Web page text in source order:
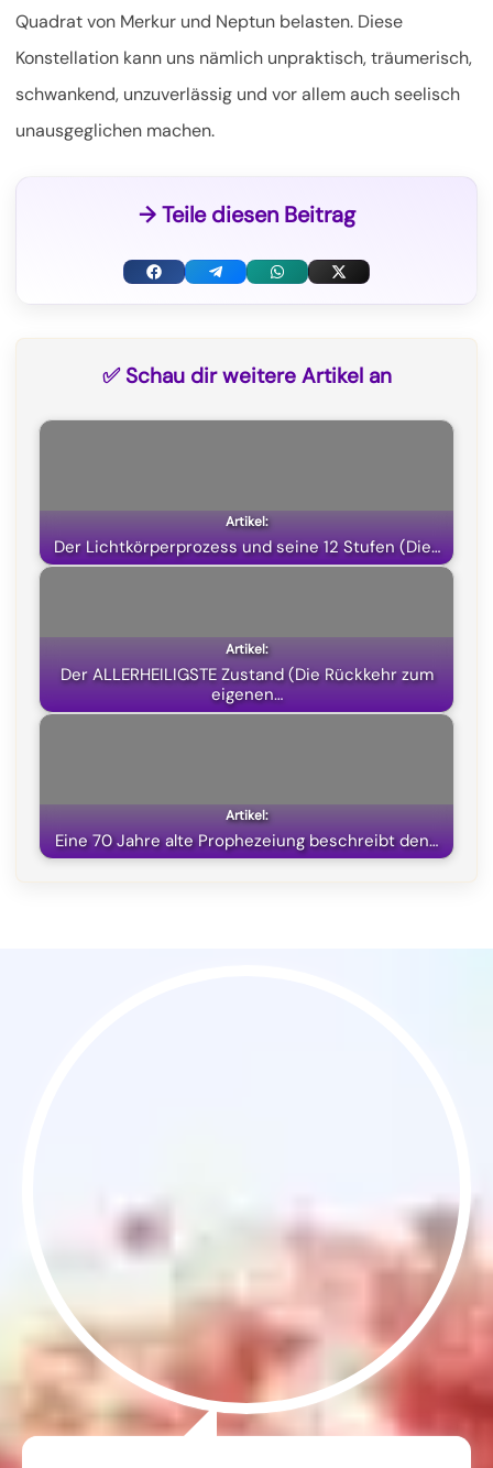
Quadrat von Merkur und Neptun belasten. Diese
Konstellation kann uns nämlich unpraktisch, träumerisch,
schwankend, unzuverlässig und vor allem auch seelisch
unausgeglichen machen.
→ Teile diesen Beitrag
F
o
k
T
a
m
W
p
p
X
T
t
e
✅ Schau dir weitere Artikel an
Der Lichtkörperprozess und seine 12 Stufen (Die…
Der ALLERHEILIGSTE Zustand (Die Rückkehr zum
eigenen…
Eine 70 Jahre alte Prophezeiung beschreibt den…